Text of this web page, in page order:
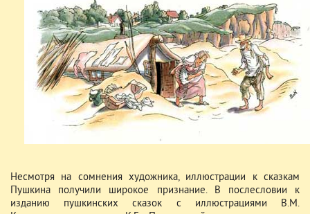
Несмотря на сомнения художника, иллюстрации к сказкам
Пушкина получили широкое признание. В послесловии к
изданию пушкинских сказок с иллюстрациями В.М.